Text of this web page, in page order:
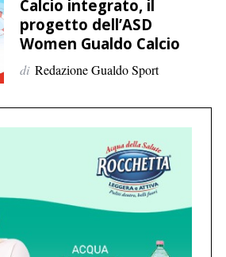
Calcio integrato, il
progetto dell’ASD
Women Gualdo Calcio
di Redazione Gualdo Sport